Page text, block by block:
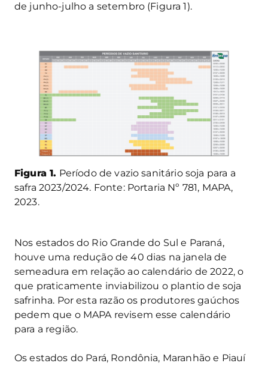
de junho-julho a setembro (Figura 1).
Figura 1. Período de vazio sanitário soja para a
safra 2023/2024. Fonte: Portaria Nº 781, MAPA,
2023.
Nos estados do Rio Grande do Sul e Paraná,
houve uma redução de 40 dias na janela de
semeadura em relação ao calendário de 2022, o
que praticamente inviabilizou o plantio de soja
safrinha. Por esta razão os produtores gaúchos
pedem que o MAPA revisem esse calendário
para a região.
Os estados do Pará, Rondônia, Maranhão e Piauí